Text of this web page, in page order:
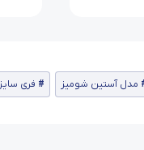
مدل آستین شومیز فری سایز